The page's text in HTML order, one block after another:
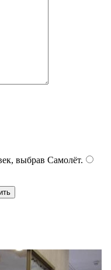
выбрав Самолёт.